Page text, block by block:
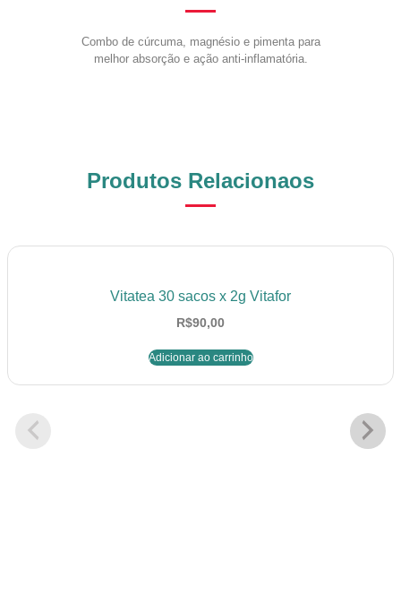
Combo de cúrcuma, magnésio e pimenta para
melhor absorção e ação anti-inflamatória.
Produtos Relacionaos
Vitatea 30 sacos x 2g Vitafor
R$90,00
Adicionar ao carrinho